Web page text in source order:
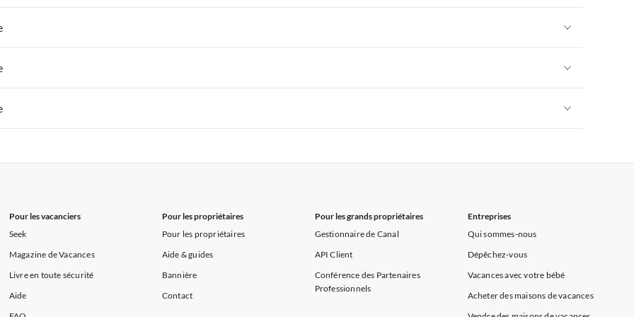
de Vacances à la Normandie Appartements de Vacances à Sud de la France Appartements de Vacances à Provence
de Vacances à Paris-Ile de France
de Vacances à la Normandie Appartements de Vacances à Sud de la France Appartements de Vacances à Provence
de Vacances à Paris-Ile de France
de Vacances à la Normandie Appartements de Vacances à Sud de la France Appartements de Vacances à Provence
de Vacances à Paris-Ile de France
de Vacances à la Normandie Appartements de Vacances à Sud de la France Appartements de Vacances à Provence
Pour les vacanciers
Seek
Magazine de Vacances
Livre en toute sécurité
Aide
Pour les propriétaires
Pour les propriétaires
Aide & guides
Bannière
Contact
Pour les grands propriétaires
Gestionnaire de Canal
API Client
Conférence des Partenaires
Professionnels
Entreprises
Qui sommes-nous
Dépêchez-vous
Vacances avec votre bébé
Acheter des maisons de vacances